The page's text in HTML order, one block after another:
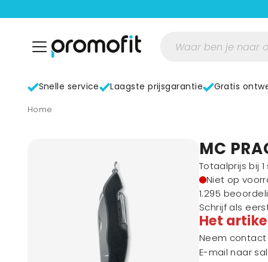
Snelle service Laagste prijsgarantie Gratis
home
MC
Totaalprijs bij
Niet op
1.295
Schrijf als
Het
Neem
E-mail naar